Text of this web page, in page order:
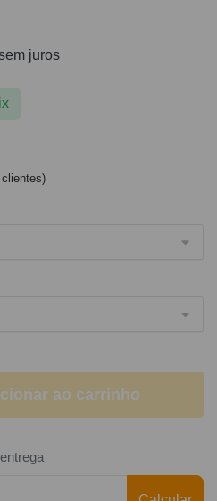
juros
ao carrinho